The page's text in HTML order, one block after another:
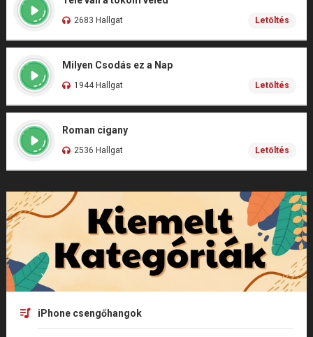
2683 Hallgat Letöltés
Milyen Csodás ez a Nap
1944 Hallgat Letöltés
Roman cigany
2536 Hallgat Letöltés
iPhone csengőhangok